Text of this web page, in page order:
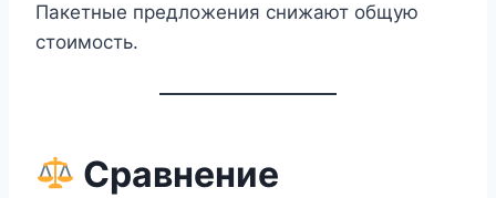
Пакетные предложения снижают общую
стоимость.
Сравнение